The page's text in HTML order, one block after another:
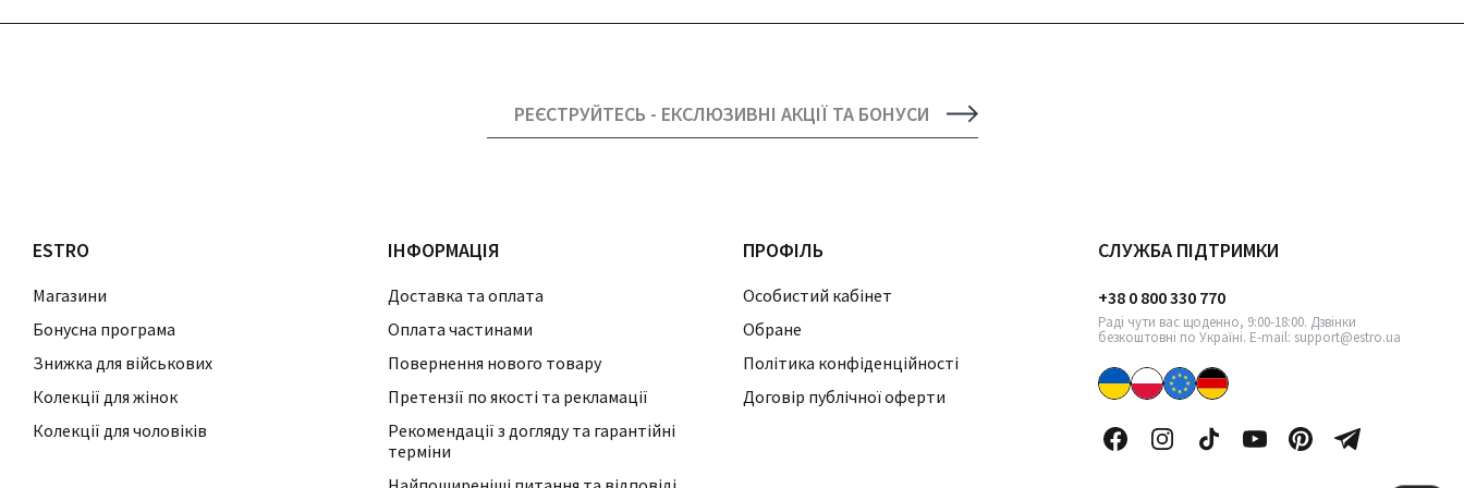
РЕЄСТРУЙТЕСЬ - ЕКСЛЮЗИВНІ АКЦІЇ ТА БОНУСИ
ESTRO
Магазини
Бонусна програма
Знижка для військових
Колекції для жінок
Колекції для чоловіків
ІНФОРМАЦІЯ
Доставка та оплата
Оплата частинами
Повернення нового товару
Претензії по якості та рекламації
Рекомендації з догляду та гарантійні
терміни
ПРОФІЛЬ
Особистий кабінет
Обране
Політика конфіденційності
Договір публічної оферти
СЛУЖБА ПІДТРИМКИ
+38 0 800 330 770
Раді чути вас щоденно, 9:00-18:00. Дзвінки
безкоштовні по Україні. E-mail: support@estro.ua